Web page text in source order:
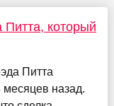
который
Питта
месяцев назад.